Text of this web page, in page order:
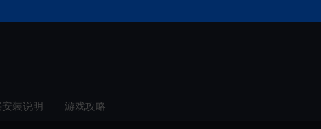
装说明 游戏攻略